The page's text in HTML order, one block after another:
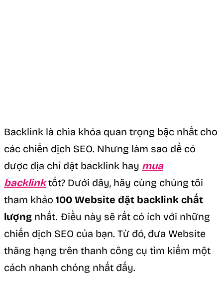
Backlink là chìa khóa quan trọng bậc nhất cho
các chiến dịch SEO. Nhưng làm sao để có
được địa chỉ đặt backlink hay mua
backlinktốt? Dưới đây, hãy cùng chúng tôi
tham khảo 100 Website đặt backlink chất
lượng nhất. Điều này sẽ rất có ích với những
chiến dịch SEO của bạn. Từ đó, đưa Website
thăng hạng trên thanh công cụ tìm kiếm một
cách nhanh chóng nhất đấy.